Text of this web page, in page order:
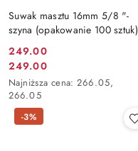
Suwak masztu 16mm 5/8 "-
szyna (opakowanie 100 sztuk)
Cena
promocyjna:
249.00
Cena
promocyjna:
249.00
Najniższa
cena
30
Najniższa cena: 266.05,
266.05
-3%